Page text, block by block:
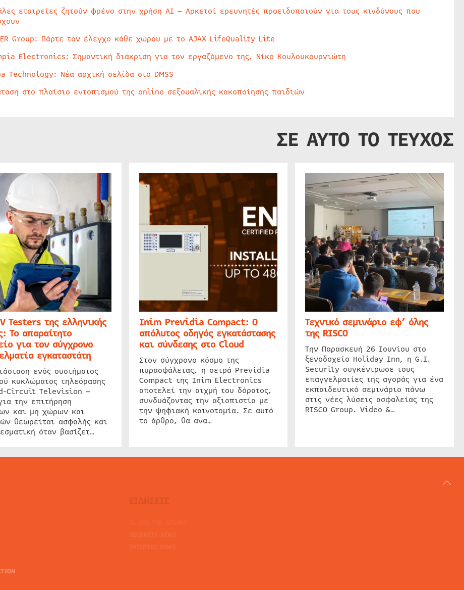
εταιρείες ζητούν φρένο στην χρήση AI – Αρκετοί ερευνητές προειδοποιούν για τους κινδύνους που
Group: Πάρτε τον έλεγχο κάθε χώρου με το AJAX LifeQuality Lite
Electronics: Σημαντική διάκριση για τον εργαζόμενο της, Νίκο Κουλουκουργιώτη
Technology: Νέα αρχική σελίδα στο DMSS
στο πλαίσιο εντοπισμού της online σεξουαλικής κακοποίησης παιδιών
ΣΕ ΑΥΤΟ ΤΟ ΤΕΥΧΟΣ
Testers της ελληνικής
Το απαραίτητο
για τον σύγχρονο
εγκαταστάτη
ενός συστήματος
κυκλώματος τηλεόρασης
Circuit Television –
την επιτήρηση
και μη χώρων και
θεωρείται ασφαλής και
όταν βασίζετ…
Inim Previdia Compact: Ο
απόλυτος οδηγός εγκατάστασης
και σύνδεσης στο Cloud
Στον σύγχρονο κόσμο της
πυρασφάλειας, η σειρά Previdia
Compact της Inim Electronics
αποτελεί την αιχμή του δόρατος,
συνδυάζοντας την αξιοπιστία με
την ψηφιακή καινοτομία. Σε αυτό
το άρθρο, θα ανα…
Τεχνικό σεμινάριο εφ’ όλης
της RISCO
Την Παρασκευή 26 Ιουνίου στο
ξενοδοχείο Holiday Inn, η G.I.
Security συγκέντρωσε τους
επαγγελματίες της αγοράς για ένα
εκπαιδευτικό σεμινάριο πάνω
στις νέες λύσεις ασφαλείας της
RISCO Group. Video &…